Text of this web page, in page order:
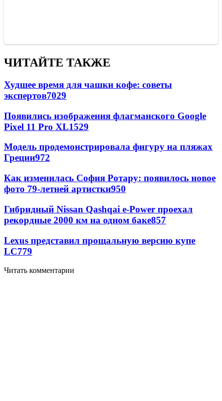
ЧИТАЙТЕ ТАКЖЕ
Худшее время для чашки кофе: советы
экспертов7029
Появились изображения флагманского Google
Pixel 11 Pro XL1529
Модель продемонстрировала фигуру на пляжах
Греции972
Как изменилась София Ротару: появилось новое
фото 79-летней артистки950
Гибридный Nissan Qashqai e-Power проехал
рекордные 2000 км на одном баке857
Lexus представил прощальную версию купе
LC779
Читать комментарии